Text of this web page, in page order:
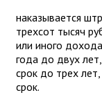
наказывается
трехсот тысяч
или иного
года до двух
срок до трех
срок.